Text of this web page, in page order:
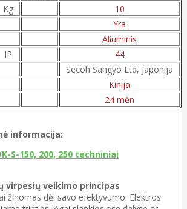
Kg
10
Yra
Aliuminis
IP
44
Secoh Sangyo Ltd, Japonija
Kinija
24 mėn
informacija:
S-150, 200, 250 techniniai
virpesių veikimo principas
žinomas dėl savo efektyvumo. Elektros